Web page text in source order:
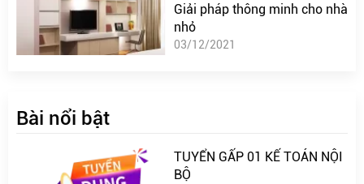
Giải pháp thông minh cho nhà
nhỏ
03/12/2021
Bài nổi bật
TUYỂN GẤP 01 KẾ TOÁN NỘI
BỘ